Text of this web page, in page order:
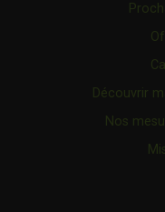
Découvrir
Nos